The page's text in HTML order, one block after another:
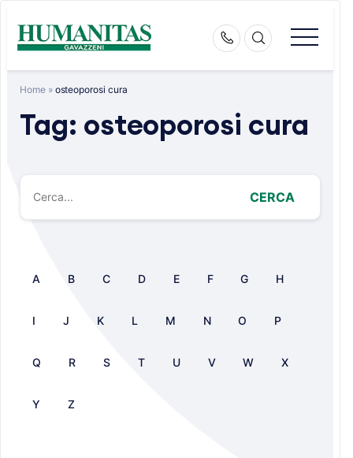
content
Home» osteoporosi cura
Tag: osteoporosi cura
CERCA
A B C D E F G H
I J K L M N O P
Q R S T U V W X
Y Z